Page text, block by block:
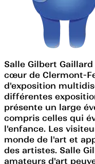
Salle Gilbert
cœur de Clermont-
d'exposition
différentes
présente un large
compris celles qui
l'enfance. Les
monde de l'art et
des artistes. Salle
amateurs d'art